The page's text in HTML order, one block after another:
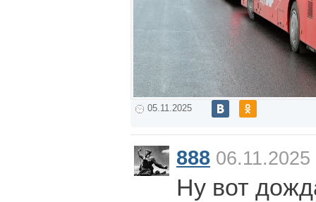
05.11.2025
888
Ну вот